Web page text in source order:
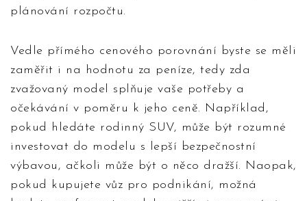
plánování rozpočtu.
Vedle přímého cenového porovnání byste se měli
zaměřit i na hodnotu za peníze, tedy zda
zvažovaný model splňuje vaše potřeby a
očekávání v poměru k jeho ceně. Například,
pokud hledáte rodinný SUV, může být rozumné
investovat do modelu s lepší bezpečnostní
výbavou, ačkoli může být o něco dražší. Naopak,
pokud kupujete vůz pro podnikání, možná